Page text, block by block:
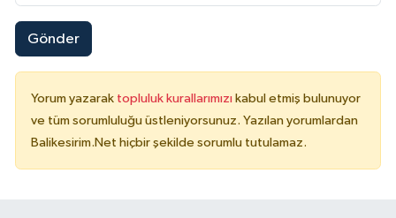
Gönder
Yorum yazarak topluluk kurallarımızı kabul etmiş bulunuyor
ve tüm sorumluluğu üstleniyorsunuz. Yazılan yorumlardan
Balikesirim.Net hiçbir şekilde sorumlu tutulamaz.